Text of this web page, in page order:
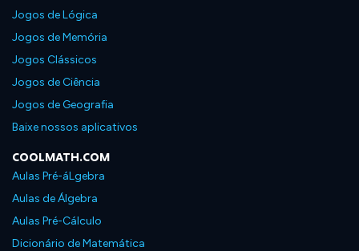
Jogos de Lógica
Jogos de Memória
Jogos Clássicos
Jogos de Ciência
Jogos de Geografia
Baixe nossos aplicativos
COOLMATH.COM
Aulas Pré-áLgebra
Aulas de Álgebra
Aulas Pré-Cálculo
Dicionário de Matemática